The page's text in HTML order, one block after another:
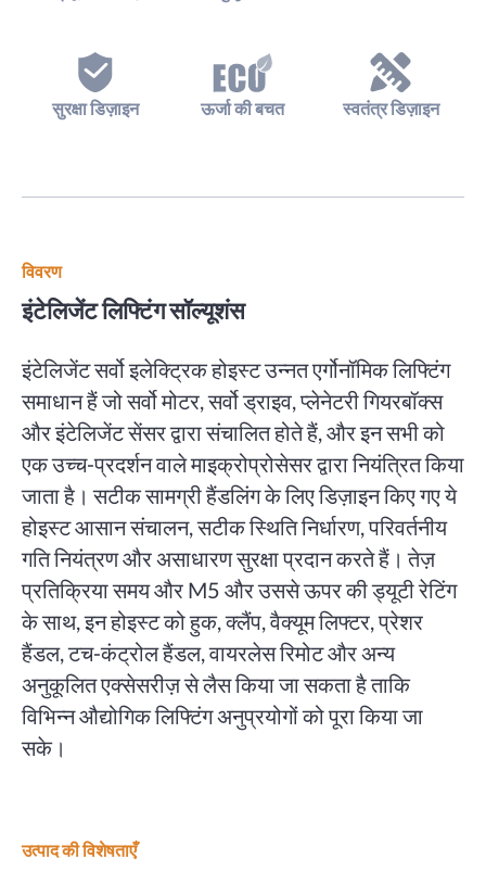
सुरक्षा डिज़ाइन ऊर्जा की बचत स्वतंत्र डिज़ाइन
विवरण
इंटेलिजेंट लिफ्टिंग सॉल्यूशंस
इंटेलिजेंट सर्वो इलेक्ट्रिक होइस्ट उन्नत एर्गोनॉमिक लिफ्टिंग
समाधान हैं जो सर्वो मोटर, सर्वो ड्राइव, प्लेनेटरी गियरबॉक्स
और इंटेलिजेंट सेंसर द्वारा संचालित होते हैं, और इन सभी को
एक उच्च-प्रदर्शन वाले माइक्रोप्रोसेसर द्वारा नियंत्रित किया
जाता है। सटीक सामग्री हैंडलिंग के लिए डिज़ाइन किए गए ये
होइस्ट आसान संचालन, सटीक स्थिति निर्धारण, परिवर्तनीय
गति नियंत्रण और असाधारण सुरक्षा प्रदान करते हैं। तेज़
प्रतिक्रिया समय और M5 और उससे ऊपर की ड्यूटी रेटिंग
के साथ, इन होइस्ट को हुक, क्लैंप, वैक्यूम लिफ्टर, प्रेशर
हैंडल, टच-कंट्रोल हैंडल, वायरलेस रिमोट और अन्य
अनुकूलित एक्सेसरीज़ से लैस किया जा सकता है ताकि
विभिन्न औद्योगिक लिफ्टिंग अनुप्रयोगों को पूरा किया जा
सके।
उत्पाद की विशेषताएँ